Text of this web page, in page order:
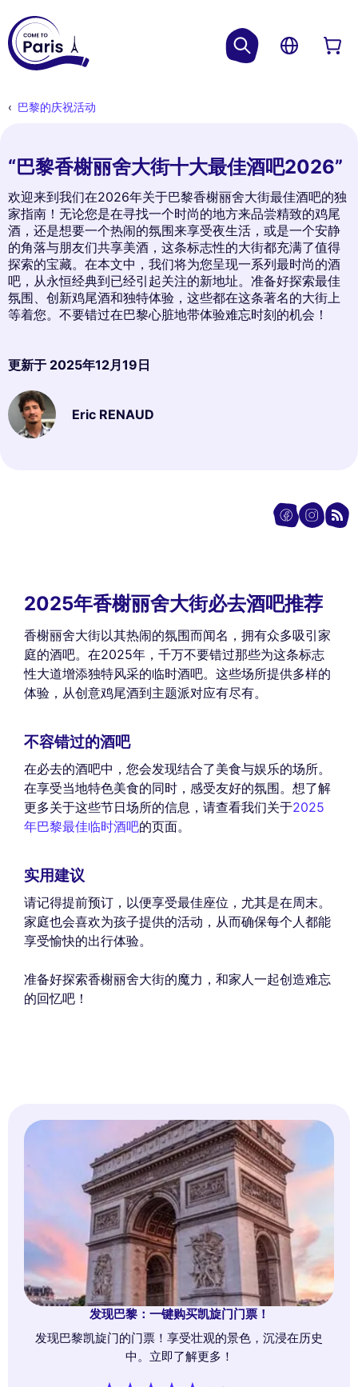
巴黎的庆祝活动
“巴黎香榭丽舍大街十大最佳酒吧2026”
欢迎来到我们在2026年关于巴黎香榭丽舍大街最佳酒吧的独
家指南！无论您是在寻找一个时尚的地方来品尝精致的鸡尾
酒，还是想要一个热闹的氛围来享受夜生活，或是一个安静
的角落与朋友们共享美酒，这条标志性的大街都充满了值得
探索的宝藏。在本文中，我们将为您呈现一系列最时尚的酒
吧，从永恒经典到已经引起关注的新地址。准备好探索最佳
氛围、创新鸡尾酒和独特体验，这些都在这条著名的大街上
等着您。不要错过在巴黎心脏地带体验难忘时刻的机会！
更新于 2025年12月19日
Eric RENAUD
2025年香榭丽舍大街必去酒吧推荐
香榭丽舍大街以其热闹的氛围而闻名，拥有众多吸引家
庭的酒吧。在2025年，千万不要错过那些为这条标志
性大道增添独特风采的临时酒吧。这些场所提供多样的
体验，从创意鸡尾酒到主题派对应有尽有。
不容错过的酒吧
在必去的酒吧中，您会发现结合了美食与娱乐的场所。
在享受当地特色美食的同时，感受友好的氛围。想了解
更多关于这些节日场所的信息，请查看我们关于2025
年巴黎最佳临时酒吧的页面。
实用建议
请记得提前预订，以便享受最佳座位，尤其是在周末。
家庭也会喜欢为孩子提供的活动，从而确保每个人都能
享受愉快的出行体验。
准备好探索香榭丽舍大街的魔力，和家人一起创造难忘
的回忆吧！
发现巴黎：一键购买凯旋门门票！
发现巴黎凯旋门的门票！享受壮观的景色，沉浸在历史
中。立即了解更多！